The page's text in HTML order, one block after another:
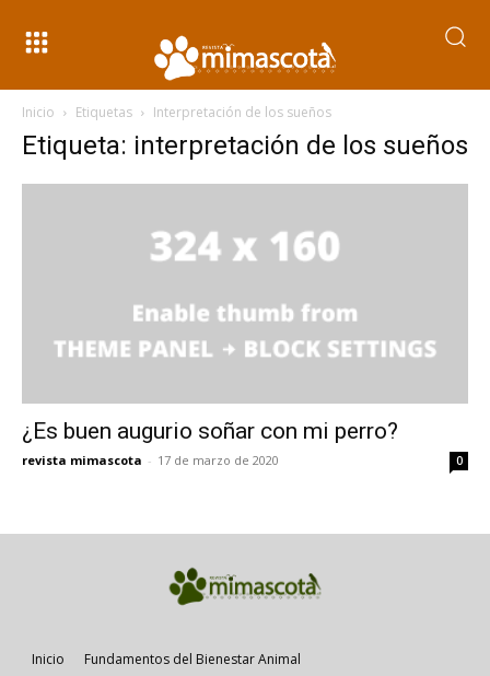
Inicio Etiquetas Interpretación de los sueños
Etiqueta: interpretación de los sueños
¿Es buen augurio soñar con mi perro?
revista mimascota - 17 de marzo de 2020 0
Inicio Fundamentos del Bienestar Animal